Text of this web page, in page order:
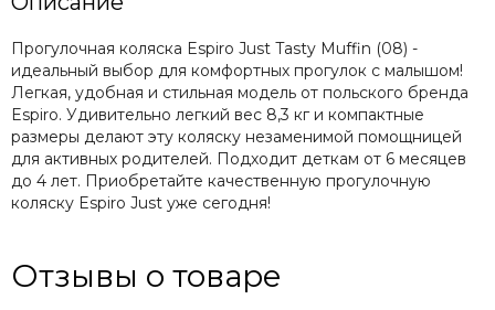
Прогулочная коляска Espiro Just Tasty Muffin (08) -
идеальный выбор для комфортных прогулок с малышом!
Легкая, удобная и стильная модель от польского бренда
Espiro. Удивительно легкий вес 8,3 кг и компактные
размеры делают эту коляску незаменимой помощницей
для активных родителей. Подходит деткам от 6 месяцев
до 4 лет. Приобретайте качественную прогулочную
коляску Espiro Just уже сегодня!
Отзывы о товаре